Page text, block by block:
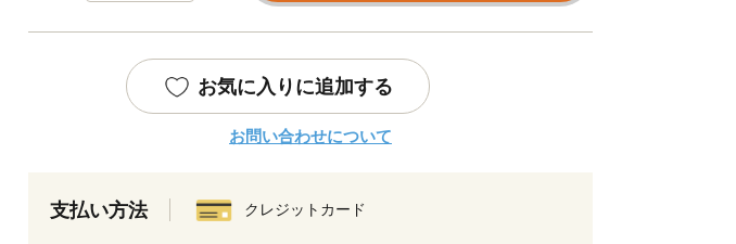
お気に入りに追加する
お問い合わせについて
支払い方法 クレジットカード